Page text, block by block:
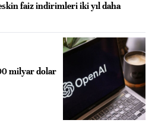
faiz indirimleri iki yıl daha
milyar dolar